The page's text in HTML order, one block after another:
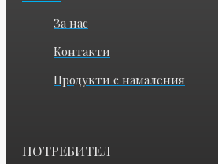
За нас
Контакти
Продукти с намаления
ПОТРЕБИТЕЛ